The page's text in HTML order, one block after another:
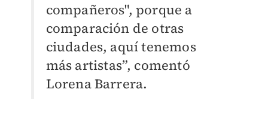
compañeros", porque a
comparación de otras
ciudades, aquí tenemos
más artistas”, comentó
Lorena Barrera.